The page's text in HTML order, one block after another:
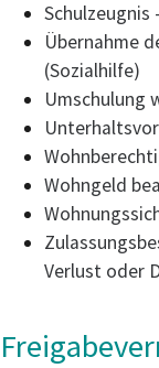
Schulzeugnis
Übernahme
(Sozialhilfe)
Umschulung
Wohngeld
Verlust oder